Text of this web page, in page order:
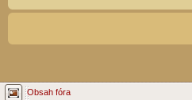
Obsah fóra